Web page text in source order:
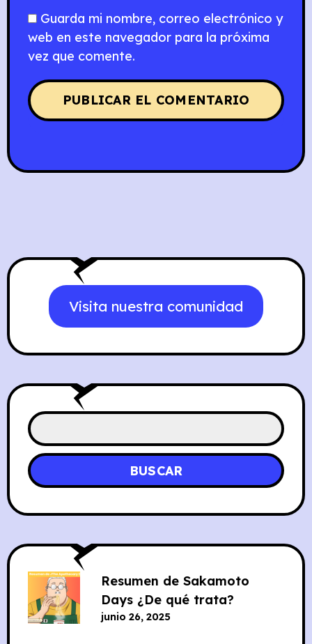
Guarda mi nombre, correo electrónico y
web en este navegador para la próxima
vez que comente.
Visita nuestra comunidad
BUSCAR
Resumen de Sakamoto
Days ¿De qué trata?
junio 26, 2025